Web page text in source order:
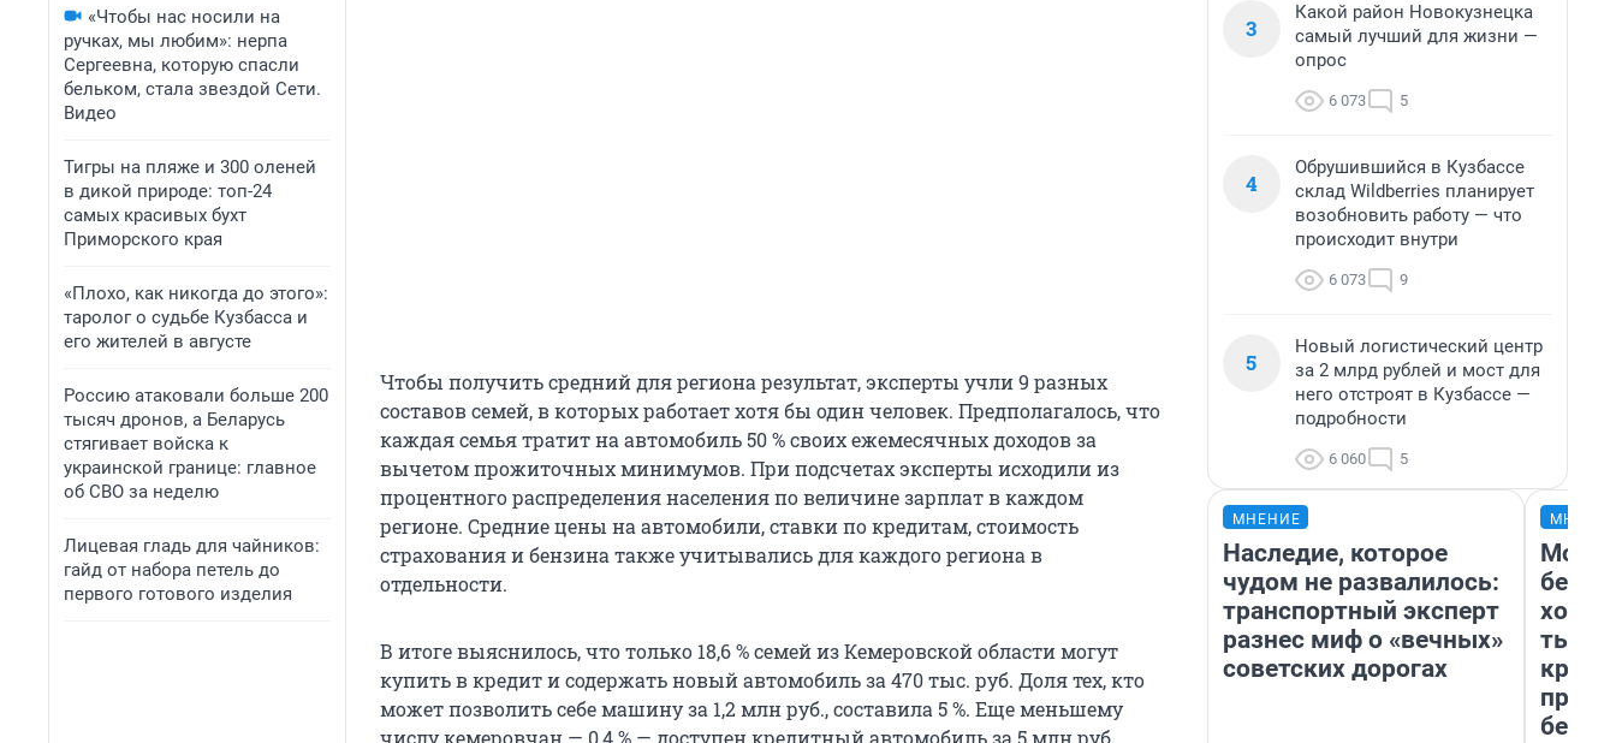
«Чтобы нас носили на
ручках, мы любим»: нерпа
Сергеевна, которую спасли
бельком, стала звездой Сети.
Видео
Тигры на пляже и 300 оленей
в дикой природе: топ-24
самых красивых бухт
Приморского края
«Плохо, как никогда до этого»:
таролог о судьбе Кузбасса и
его жителей в августе
Россию атаковали больше 200
тысяч дронов, а Беларусь
стягивает войска к
украинской границе: главное
об СВО за неделю
Лицевая гладь для чайников:
гайд от набора петель до
первого готового изделия
Чтобы получить средний для региона результат, эксперты учли 9 разных
составов семей, в которых работает хотя бы один человек. Предполагалось, что
каждая семья тратит на автомобиль 50 % своих ежемесячных доходов за
вычетом прожиточных минимумов. При подсчетах эксперты исходили из
процентного распределения населения по величине зарплат в каждом
регионе. Средние цены на автомобили, ставки по кредитам, стоимость
страхования и бензина также учитывались для каждого региона в
отдельности.
В итоге выяснилось, что только 18,6 % семей из Кемеровской области могут
купить в кредит и содержать новый автомобиль за 470 тыс. руб. Доля тех, кто
может позволить себе машину за 1,2 млн руб., составила 5 %. Еще меньшему
числу кемеровчан — 0,4 % — доступен кредитный автомобиль за 5 млн руб.
3
Какой район Новокузнецка
самый лучший для жизни —
опрос
6 073 5
4
Обрушившийся в Кузбассе
склад Wildberries планирует
возобновить работу — что
происходит внутри
6 073 9
5
Новый логистический центр
за 2 млрд рублей и мост для
него отстроят в Кузбассе —
подробности
6 060 5
МНЕНИЕ
Наследие, которое
чудом не развалилось:
транспортный эксперт
разнес миф о «вечных»
советских дорогах
Мой